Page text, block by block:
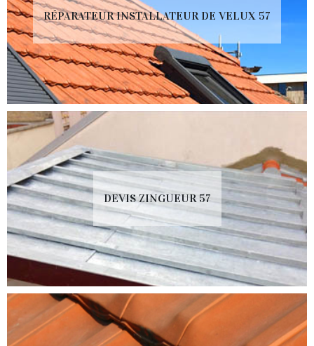
RÉPARATEUR INSTALLATEUR DE VELUX 57
DEVIS ZINGUEUR 57